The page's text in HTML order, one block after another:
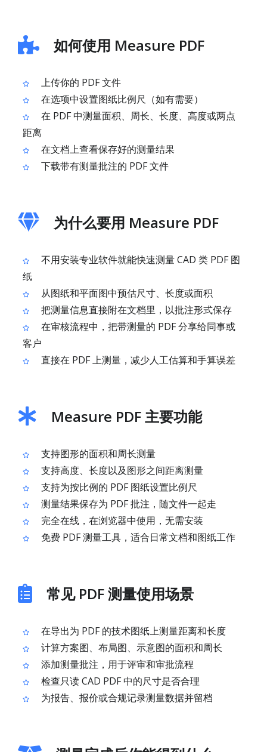
如何使用 Measure PDF
上传你的 PDF 文件
在选项中设置图纸比例尺（如有需要）
在 PDF 中测量面积、周长、长度、高度或两点
距离
在文档上查看保存好的测量结果
下载带有测量批注的 PDF 文件
为什么要用 Measure PDF
不用安装专业软件就能快速测量 CAD 类 PDF 图
纸
从图纸和平面图中预估尺寸、长度或面积
把测量信息直接附在文档里，以批注形式保存
在审核流程中，把带测量的 PDF 分享给同事或
客户
直接在 PDF 上测量，减少人工估算和手算误差
Measure PDF 主要功能
支持图形的面积和周长测量
支持高度、长度以及图形之间距离测量
支持为按比例的 PDF 图纸设置比例尺
测量结果保存为 PDF 批注，随文件一起走
完全在线，在浏览器中使用，无需安装
免费 PDF 测量工具，适合日常文档和图纸工作
常见 PDF 测量使用场景
在导出为 PDF 的技术图纸上测量距离和长度
计算方案图、布局图、示意图的面积和周长
添加测量批注，用于评审和审批流程
检查只读 CAD PDF 中的尺寸是否合理
为报告、报价或合规记录测量数据并留档